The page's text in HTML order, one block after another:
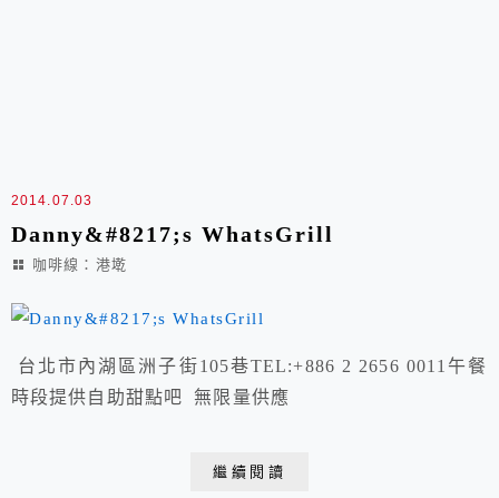
2014.07.03
Danny&#8217;s WhatsGrill
咖啡線：港墘
台北市內湖區洲子街105巷TEL:+886 2 2656 0011午餐
時段提供自助甜點吧 無限量供應
繼續閱讀